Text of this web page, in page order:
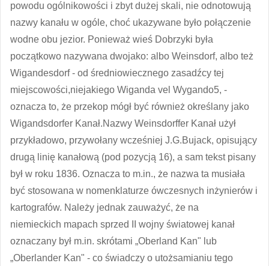
powodu ogólnikowości i zbyt dużej skali, nie odnotowują
nazwy kanału w ogóle, choć ukazywane było połączenie
wodne obu jezior. Ponieważ wieś Dobrzyki była
początkowo nazywana dwojako: albo Weinsdorf, albo też
Wigandesdorf - od średniowiecznego zasadźcy tej
miejscowości,niejakiego Wiganda vel Wygando5, -
oznacza to, że przekop mógł być również określany jako
Wigandsdorfer Kanał.Nazwy Weinsdorffer Kanał użył
przykładowo, przywołany wcześniej J.G.Bujack, opisujący
drugą linię kanałową (pod pozycją 16), a sam tekst pisany
był w roku 1836. Oznacza to m.in., że nazwa ta musiała
być stosowana w nomenklaturze ówczesnych inżynierów i
kartografów. Należy jednak zauważyć, że na
niemieckich mapach sprzed II wojny światowej kanał
oznaczany był m.in. skrótami „Oberland Kan" lub
„Oberlander Kan" - co świadczy o utożsamianiu tego